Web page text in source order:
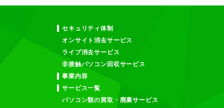
セキュリティ体制
オンサイト消去サービス
ライブ消去サービス
非接触パソコン回収サービス
事業内容
サービス一覧
パソコン類の買取・廃棄サービス